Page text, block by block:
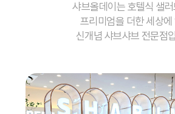
샤브올데이는 호텔식 샐
프리미엄을 더한 세상에
신개념 샤브샤브 전문점